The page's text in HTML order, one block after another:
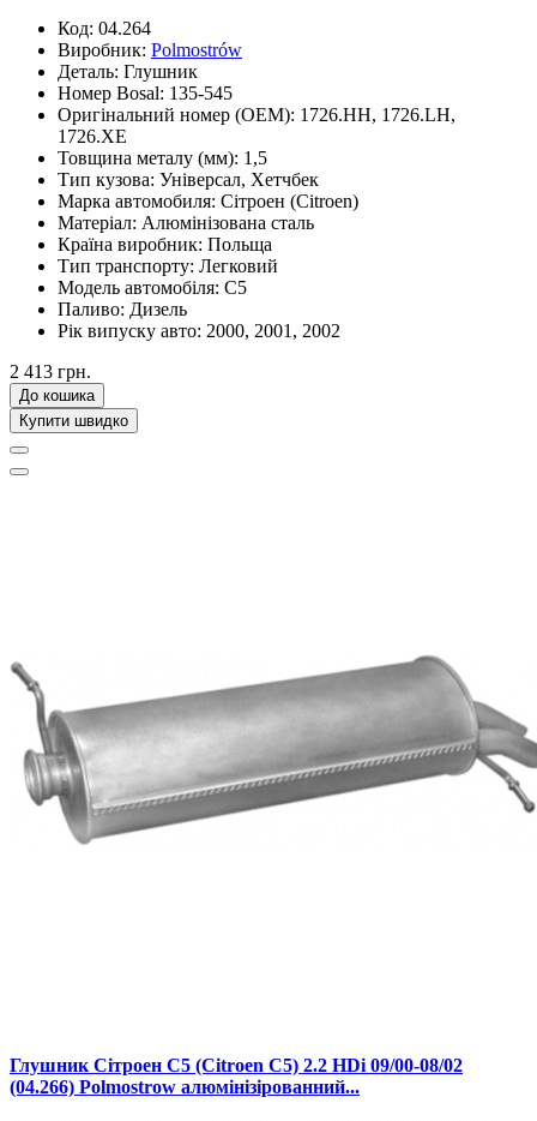
Код: 04.264
Виробник: Polmostrów
Деталь: Глушник
Номер Bosal: 135-545
Оригінальний номер (OEM): 1726.HH, 1726.LH,
1726.XE
Товщина металу (мм): 1,5
Тип кузова: Універсал, Хетчбек
Марка автомобиля: Сітроен (Citroen)
Матеріал: Алюмінізована сталь
Країна виробник: Польща
Тип транспорту: Легковий
Модель автомобіля: C5
Паливо: Дизель
Рік випуску авто: 2000, 2001, 2002
2 413 грн.
До кошика
Купити швидко
Глушник Сітроен С5 (Citroen C5) 2.2 HDi 09/00-08/02
(04.266) Polmostrow алюмінізірованний...